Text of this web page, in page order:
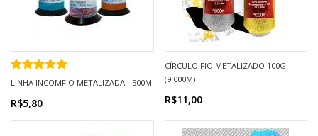
LINHA INCOMFIO METALIZADA - 500M
R$5,80
CÍRCULO FIO METALIZADO 100G
(9.000M)
R$11,00